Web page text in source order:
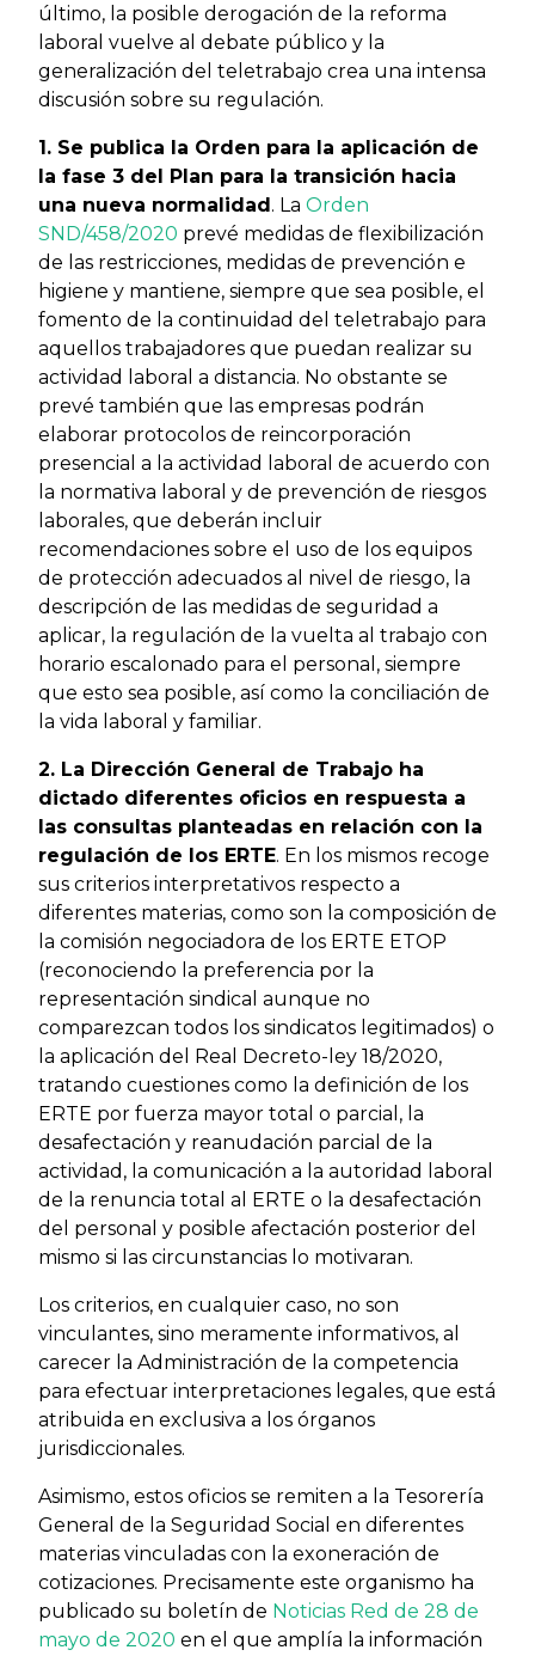
último, la posible derogación de la reforma
laboral vuelve al debate público y la
generalización del teletrabajo crea una intensa
discusión sobre su regulación.
1. Se publica la Orden para la aplicación de
la fase 3 del Plan para la transición hacia
una nueva normalidad. La Orden
SND/458/2020 prevé medidas de flexibilización
de las restricciones, medidas de prevención e
higiene y mantiene, siempre que sea posible, el
fomento de la continuidad del teletrabajo para
aquellos trabajadores que puedan realizar su
actividad laboral a distancia. No obstante se
prevé también que las empresas podrán
elaborar protocolos de reincorporación
presencial a la actividad laboral de acuerdo con
la normativa laboral y de prevención de riesgos
laborales, que deberán incluir
recomendaciones sobre el uso de los equipos
de protección adecuados al nivel de riesgo, la
descripción de las medidas de seguridad a
aplicar, la regulación de la vuelta al trabajo con
horario escalonado para el personal, siempre
que esto sea posible, así como la conciliación de
la vida laboral y familiar.
2. La Dirección General de Trabajo ha
dictado diferentes oficios en respuesta a
las consultas planteadas en relación con la
regulación de los ERTE. En los mismos recoge
sus criterios interpretativos respecto a
diferentes materias, como son la composición de
la comisión negociadora de los ERTE ETOP
(reconociendo la preferencia por la
representación sindical aunque no
comparezcan todos los sindicatos legitimados) o
la aplicación del Real Decreto-ley 18/2020,
tratando cuestiones como la definición de los
ERTE por fuerza mayor total o parcial, la
desafectación y reanudación parcial de la
actividad, la comunicación a la autoridad laboral
de la renuncia total al ERTE o la desafectación
del personal y posible afectación posterior del
mismo si las circunstancias lo motivaran.
Los criterios, en cualquier caso, no son
vinculantes, sino meramente informativos, al
carecer la Administración de la competencia
para efectuar interpretaciones legales, que está
atribuida en exclusiva a los órganos
jurisdiccionales.
Asimismo, estos oficios se remiten a la Tesorería
General de la Seguridad Social en diferentes
materias vinculadas con la exoneración de
cotizaciones. Precisamente este organismo ha
publicado su boletín de Noticias Red de 28 de
mayo de 2020 en el que amplía la información